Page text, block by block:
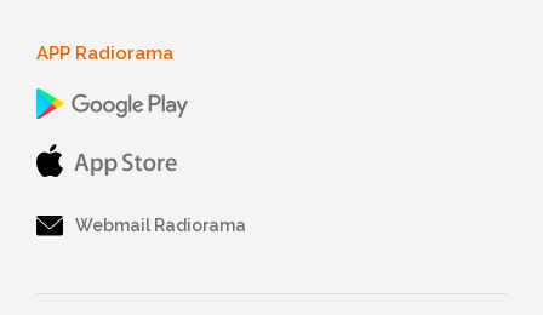
APP Radiorama
Webmail Radiorama